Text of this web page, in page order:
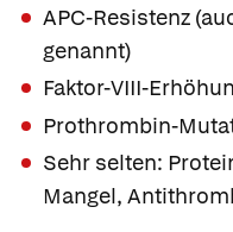
APC-Resistenz
genannt)
Faktor-VIII-
Prothrombin-
Sehr selten:
Mangel,